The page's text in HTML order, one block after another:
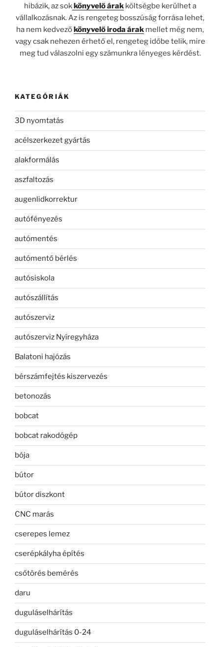
hibázik, az sokkönyvelő árakköltségbe kerülhet a
vállalkozásnak. Az is rengeteg bosszúság forrása lehet,
ha nem kedvezőkönyvelő iroda árak mellet még nem,
vagy csak nehezen érhető el, rengeteg időbe telik, mire
meg tud válaszolni egy számunkra lényeges kérdést.
KATEGÓRIÁK
3D nyomtatás
acélszerkezet gyártás
alakformálás
aszfaltozás
augenlidkorrektur
autófényezés
autómentés
autómentő bérlés
autósiskola
autószállítás
autószerviz
autószerviz Nyíregyháza
Balatoni hajózás
bérszámfejtés kiszervezés
betonozás
bobcat
bobcat rakodógép
bója
bútor
bútor diszkont
CNC marás
cserepes lemez
cserépkályha építés
csőtörés bemérés
daru
duguláselhárítás
duguláselhárítás 0-24